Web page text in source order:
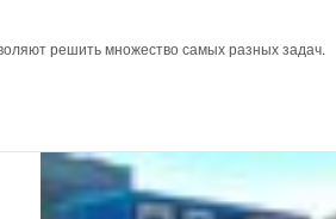
решить множество самых разных задач.